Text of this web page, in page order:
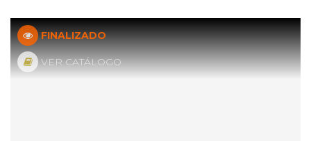
FINALIZADO
VER CATÁLOGO